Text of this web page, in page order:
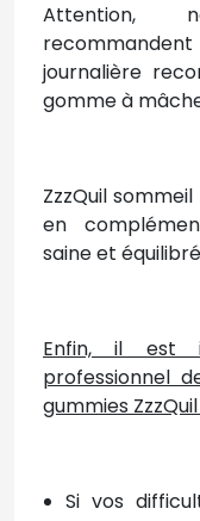
Attention,
recommandent
journalière
gomme à
ZzzQuil
en
saine et
Enfin, il est
professionnel
gummies
Si vos